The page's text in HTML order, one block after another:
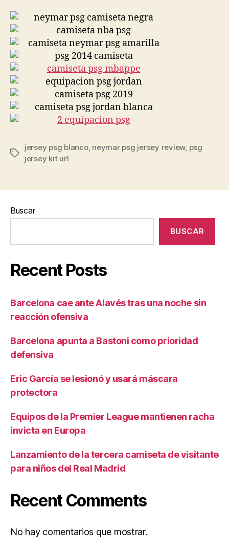
Etiquetas
jersey psg blanco, neymar psg jersey review, psg
jersey kit url
Buscar
BUSCAR
Recent Posts
Barcelona cae ante Alavés tras una noche sin
reacción ofensiva
Barcelona apunta a Bastoni como prioridad
defensiva
Eric García se lesionó y usará máscara
protectora
Equipos de la Premier League mantienen racha
invicta en Europa
Lanzamiento de la tercera camiseta de visitante
para niños del Real Madrid
Recent Comments
No hay comentarios que mostrar.